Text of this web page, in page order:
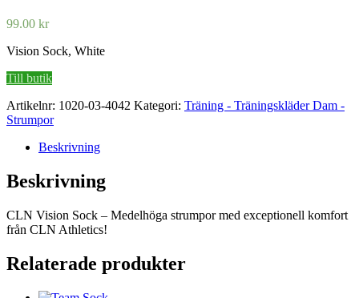
99.00 kr
Vision Sock, White
Till butik
Artikelnr: 1020-03-4042 Kategori: Träning - Träningskläder Dam -
Strumpor
Beskrivning
Beskrivning
CLN Vision Sock – Medelhöga strumpor med exceptionell komfort
från CLN Athletics!
Relaterade produkter